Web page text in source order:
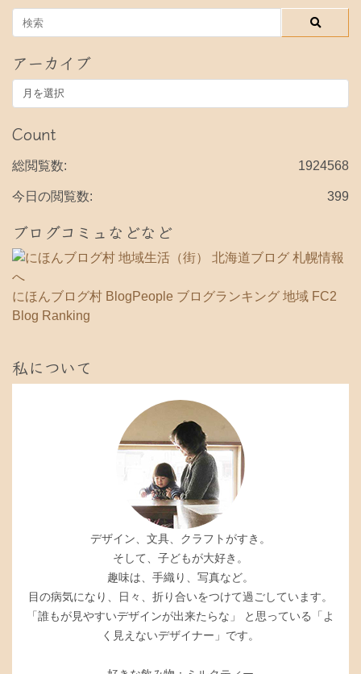
アーカイブ
ー
カ
ブ
Count
1924568
総閲覧数:
399
今日の閲覧数:
ブログコミュなどなど
にほんブログ村 BlogPeople ブログランキング 地域 FC2
Blog Ranking
私について
デザイン、文具、クラフトがすき。
そして、子どもが大好き。
趣味は、手織り、写真など。
目の病気になり、日々、折り合いをつけて過ごしています。
「誰もが見やすいデザインが出来たらな」 と思っている「よ
く見えないデザイナー」です。